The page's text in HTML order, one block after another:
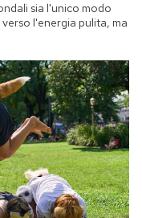
sia l'unico modo
l'energia pulita, ma